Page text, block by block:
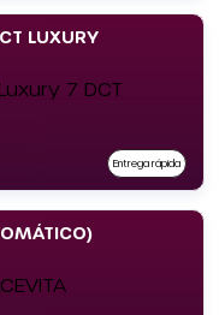
LUXURY
Entrega rápida